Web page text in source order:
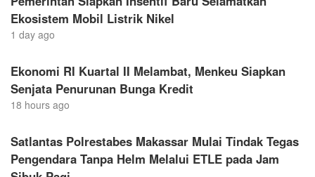
Ekosistem Mobil Listrik Nikel
1 day ago
Ekonomi RI Kuartal II Melambat, Menkeu Siapkan
Senjata Penurunan Bunga Kredit
18 hours ago
Satlantas Polrestabes Makassar Mulai Tindak Tegas
Pengendara Tanpa Helm Melalui ETLE pada Jam